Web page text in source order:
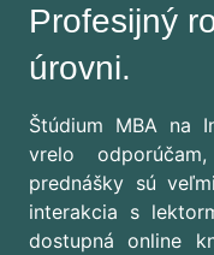
Profesijný
úrovni.
Štúdium MBA na
vrelo
prednášky sú
interakcia s
dostupná online